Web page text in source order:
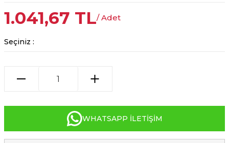
1.041,67 TL/ Adet
Seçiniz :
WHATSAPP İLETIŞIM